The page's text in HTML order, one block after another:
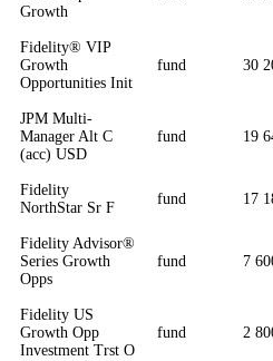
Growth
Fidelity® VIP
Growth
Opportunities Init
fund 30
JPM Multi-
Manager Alt C
(acc) USD
fund 19
Fidelity
NorthStar Sr F
fund 17
Fidelity Advisor®
Series Growth
Opps
fund 7
Fidelity US
Growth Opp
Investment Trst O
fund 2